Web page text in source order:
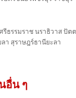
รีธรรมราช นราธิวาส ปัต
า สุราษฎร์ธานียะลา
อื่น ๆ